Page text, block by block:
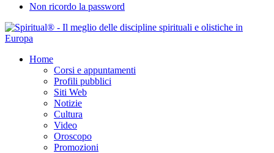
Non ricordo la password
Home
Corsi e appuntamenti
Profili pubblici
Siti Web
Notizie
Cultura
Video
Oroscopo
Promozioni